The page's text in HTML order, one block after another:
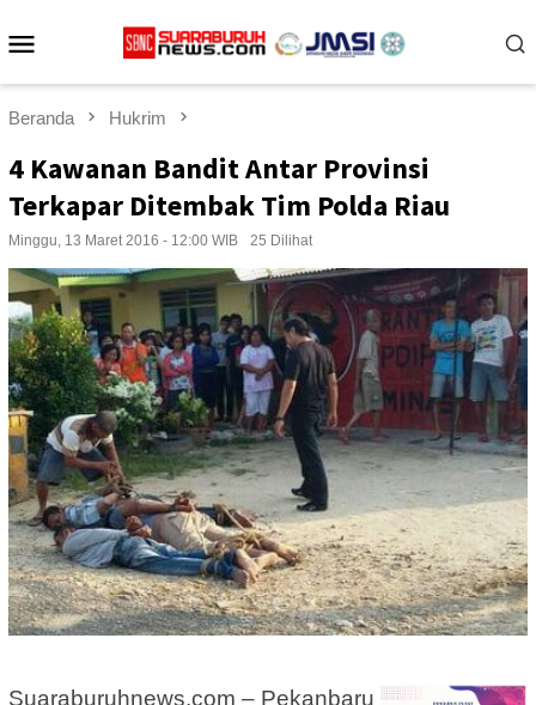
ke
Beranda Hukrim
4 Kawanan Bandit Antar Provinsi
Terkapar Ditembak Tim Polda Riau
Minggu, 13 Maret 2016 - 12:00 WIB 25 Dilihat
Suaraburuhnews.com – Pekanbaru